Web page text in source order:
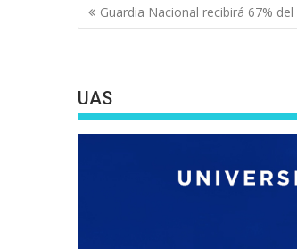
Navegación
de
Guardia Nacional recibirá 67%
UAS